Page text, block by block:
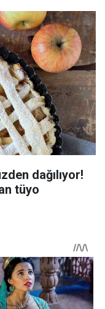
dağılıyor!
tüyo